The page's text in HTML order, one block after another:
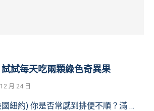
試每天吃兩顆綠色奇異果
月 24 日
紐約) 你是否常感到排便不順？滿 …